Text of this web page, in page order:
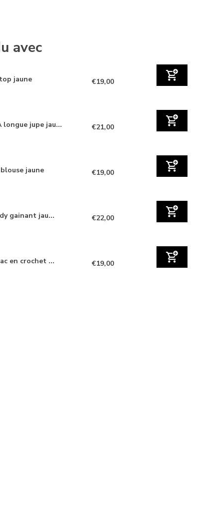
avec
jaune €19,00
longue jupe jau... €21,00
blouse jaune €19,00
gainant jau... €22,00
en crochet ... €19,00